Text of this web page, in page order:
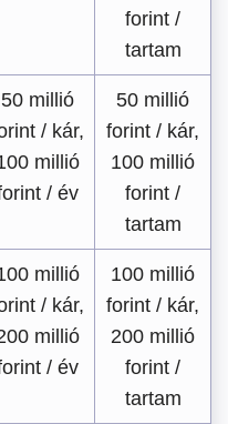
forint /
tartam
50 millió
/ kár,
millió
/ év
50 millió
forint / kár,
100 millió
forint /
tartam
millió
/ kár,
millió
/ év
100 millió
forint / kár,
200 millió
forint /
tartam